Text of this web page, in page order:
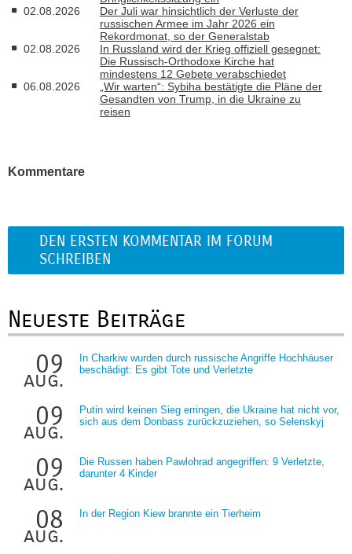
02.08.2026
Der Juli war hinsichtlich der Verluste der
russischen Armee im Jahr 2026 ein
Rekordmonat, so der Generalstab
02.08.2026
In Russland wird der Krieg offiziell gesegnet:
Die Russisch-Orthodoxe Kirche hat
mindestens 12 Gebete verabschiedet
06.08.2026
„Wir warten“: Sybiha bestätigte die Pläne der
Gesandten von Trump, in die Ukraine zu
reisen
Kommentare
DEN ERSTEN KOMMENTAR IM FORUM
SCHREIBEN
Neueste Beiträge
09
aug.
In Charkiw wurden durch russische Angriffe Hochhäuser
beschädigt: Es gibt Tote und Verletzte
09
aug.
Putin wird keinen Sieg erringen, die Ukraine hat nicht vor,
sich aus dem Donbass zurückzuziehen, so Selenskyj
09
aug.
Die Russen haben Pawlohrad angegriffen: 9 Verletzte,
darunter 4 Kinder
08
aug.
In der Region Kiew brannte ein Tierheim